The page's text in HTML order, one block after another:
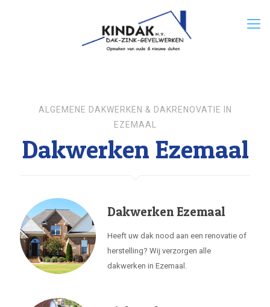
ALGEMENE DAKWERKEN & DAKRENOVATIE IN
EZEMAAL
Dakwerken Ezemaal
Dakwerken Ezemaal
Heeft uw dak nood aan een renovatie of
herstelling? Wij verzorgen alle
dakwerken in Ezemaal.